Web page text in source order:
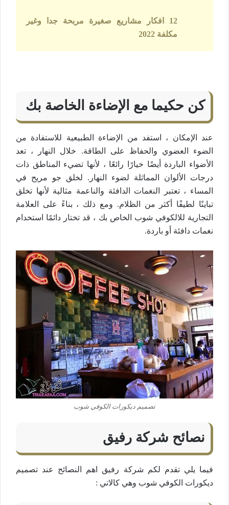
12 افكار مشاريع صغيرة مربحة جدا وغير
مكلفة 2022
كن حكيما مع الإضاءة الخاصة بك
عند الإمكان ، استفد من الإضاءة الطبيعية للاستفادة من
الضوء العضوي والحفاظ على الطاقة. خلال النهار ، تعد
الأضواء الباردة أيضًا خيارًا رائعًا ، لأنها تضيء المناطق ذات
درجات الألوان المماثلة لضوء النهار. لخلق جو مريح في
المساء ، تعتبر النغمات الدافئة والناعمة مثالية لأنها تخلق
تباينًا لطيفًا أكثر من الظلام. ومع ذلك ، بناءً على العلامة
التجارية للالكوفي شوب الخاص بك ، قد تختار دائمًا استخدام
نغمات دافئة أو باردة.
تصميم ديكورات الكوفي شوب
نصائح شركة رفيق
فيما يلي تقدم لكم شركة رفيق اهم النصائح عند تصميم
ديكورات الكوفي شوب وهي كالاتي :